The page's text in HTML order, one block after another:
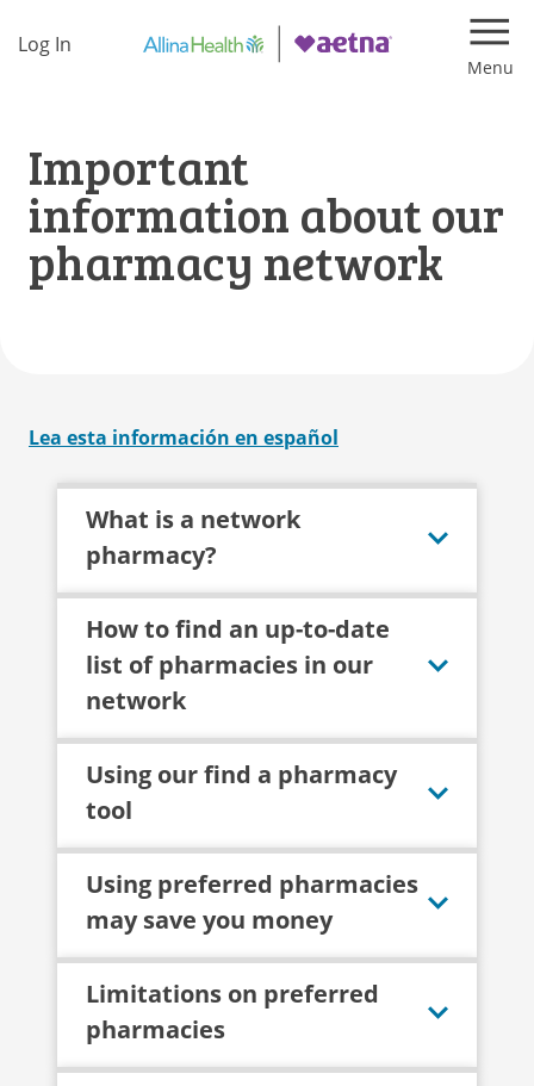
Log In
Important
information about our
pharmacy network
Lea esta información en español
What is a network
pharmacy?
How to find an up-to-date
list of pharmacies in our
network
Using our find a pharmacy
tool
Using preferred pharmacies
may save you money
Limitations on preferred
pharmacies